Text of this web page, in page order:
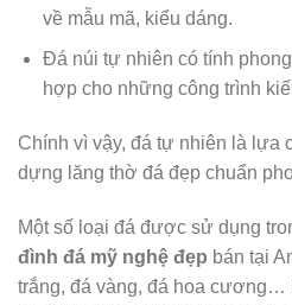
về mẫu mã, kiểu dáng.
Đá núi tự nhiên có tính
hợp cho những công trình
Chính vì vậy, đá tự nhiên là lựa
dựng lăng thờ đá đẹp chuẩn
Một số loại đá được sử dụng
đình đá mỹ nghệ đẹp bán tại
trắng, đá vàng, đá hoa cương…